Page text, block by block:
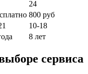
24
800 руб
10-18
8 лет
сервиса